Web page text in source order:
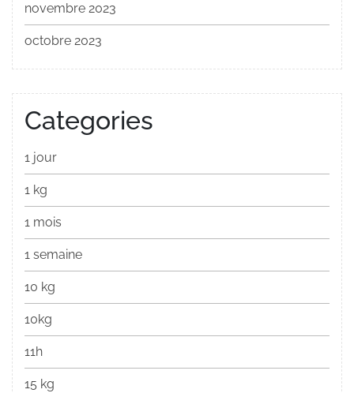
novembre 2023
octobre 2023
Categories
1 jour
1 kg
1 mois
1 semaine
10 kg
10kg
11h
15 kg